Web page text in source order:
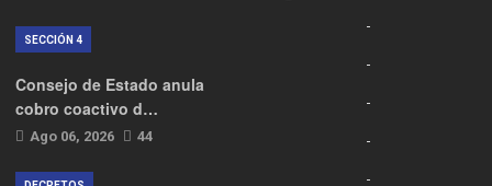
Consejo de Estado anula
cobro coactivo d…
Ago 06, 2026 44
SECCIÓN 4